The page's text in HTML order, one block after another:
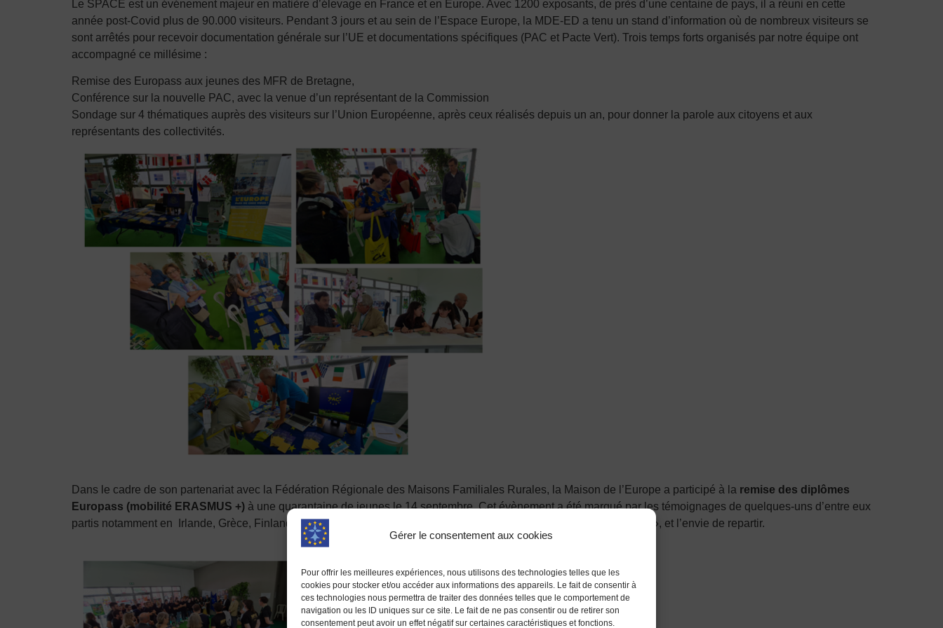
Gérer le consentement aux cookies
Pour offrir les meilleures expériences, nous utilisons des technologies telles que les
cookies pour stocker et/ou accéder aux informations des appareils. Le fait de consentir à
ces technologies nous permettra de traiter des données telles que le comportement de
navigation ou les ID uniques sur ce site. Le fait de ne pas consentir ou de retirer son
consentement peut avoir un effet négatif sur certaines caractéristiques et fonctions.
Le SPACE est un événement majeur en matière d’élevage en France et en Europe. Avec 1200 exposants, de près d’une centaine de pays, il a réuni en cette
année post-Covid plus de 90.000 visiteurs. Pendant 3 jours et au sein de l’Espace Europe, la MDE-ED a tenu un stand d’information où de nombreux visiteurs se
sont arrêtés pour recevoir documentation générale sur l’UE et documentations spécifiques (PAC et Pacte Vert). Trois temps forts organisés par notre équipe ont
accompagné ce millésime :
Remise des Europass aux jeunes des MFR de Bretagne,
Conférence sur la nouvelle PAC, avec la venue d’un représentant de la Commission
Sondage sur 4 thématiques auprès des visiteurs sur l’Union Européenne, après ceux réalisés depuis un an, pour donner la parole aux citoyens et aux
représentants des collectivités.
Dans le cadre de son partenariat avec la Fédération Régionale des Maisons Familiales Rurales, la Maison de l’Europe a participé à la remise des diplômes
Europass (mobilité ERASMUS +) à une quarantaine de jeunes le 14 septembre. Cet évènement a été marqué par les témoignages de quelques-uns d’entre eux
partis notamment en Irlande, Grèce, Finlande, Belgique ou Espagne, et revenus avec « des étoiles au fond des yeux », et l’envie de repartir.